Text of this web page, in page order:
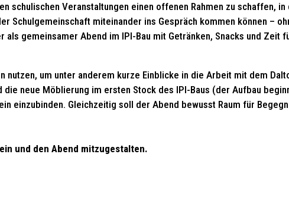
schulischen Veranstaltungen einen offenen Rahmen zu schaffen, in
Schulgemeinschaft miteinander ins Gespräch kommen können –
gemeinsamer Abend im IPI-Bau mit Getränken, Snacks und Zeit
um unter anderem kurze Einblicke in die Arbeit mit dem
neue Möblierung im ersten Stock des IPI-Baus (der Aufbau
einzubinden. Gleichzeitig soll der Abend bewusst Raum für
und den Abend mitzugestalten.